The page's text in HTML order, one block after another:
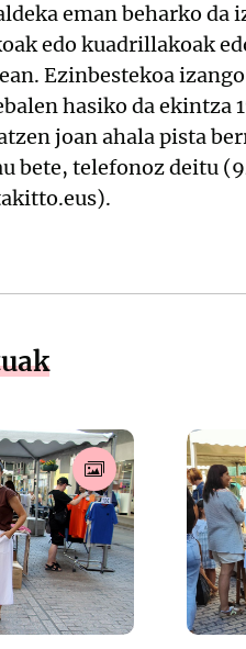
eman beharko da
edo kuadrillakoak
Ezinbestekoa
hasiko da ekintza
joan ahala pista
bete, telefonoz deitu